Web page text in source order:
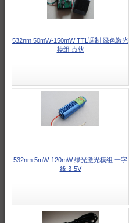
532nm 50mW-150mW TTL调制 绿色激光
模组 点状
532nm 5mW-120mW 绿光激光模组 一字
线 3-5V